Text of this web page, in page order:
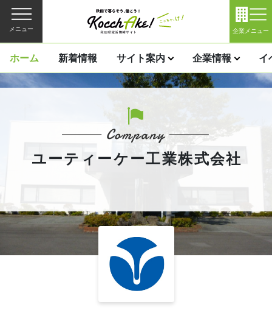
メニュー 企業メニュー
ホーム 新着情報 サイト案内 企業情報 イ
ユーティーケー工業株式会社